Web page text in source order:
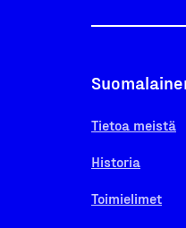
Tietoa meistä
Historia
Toimielimet